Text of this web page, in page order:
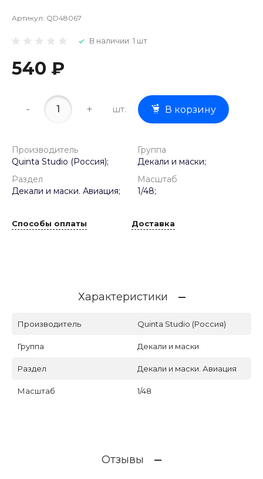
Артикул: QD48067
В наличии: 1 шт
540 ₽
- + шт. В корзину
Производитель
Quinta Studio (Россия);
Группа
Декали и маски;
Раздел
Декали и маски. Авиация;
Масштаб
1/48;
Способы оплаты Доставка
Характеристики
Производитель Quinta Studio (Россия)
Группа Декали и маски
Раздел Декали и маски. Авиация
Масштаб 1/48
Отзывы